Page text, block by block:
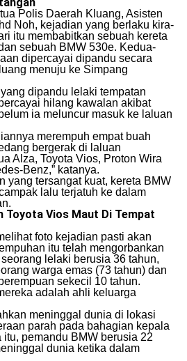
Polis Daerah Kluang, Asisten
Noh, kejadian yang berlaku kira-
itu membabitkan sebuah kereta
sebuah BMW 530e. Kedua-
dipercayai dipandu secara
menuju ke Simpang
dipandu lelaki tempatan
hilang kawalan akibat
ia meluncur masuk ke laluan
merempuh empat buah
bergerak di laluan
Alza, Toyota Vios, Proton Wira
Benz,” katanya.
yang tersangat kuat, kereta BMW
lalu terjatuh ke dalam
Toyota Vios Maut Di Tempat
foto kejadian pasti akan
itu telah mengorbankan
lelaki berusia 36 tahun,
warga emas (73 tahun) dan
sekecil 10 tahun.
adalah ahli keluarga
meninggal dunia di lokasi
parah pada bahagian kepala
pemandu BMW berusia 22
dunia ketika dalam